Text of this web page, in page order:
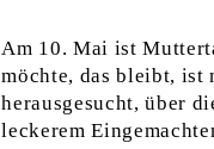
Am 10. Mai ist
möchte, das bleibt,
herausgesucht, über
leckerem